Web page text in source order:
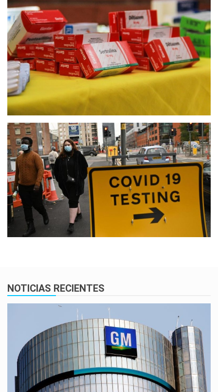
NOTICIAS RECIENTES